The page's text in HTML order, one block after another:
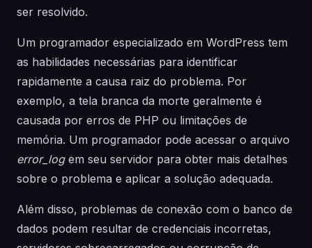
ser resolvido.
Um programador especializado em WordPress tem
as habilidades necessárias para identificar
rapidamente a causa raiz do problema. Por
exemplo, a tela branca da morte geralmente é
causada por erros de PHP ou limitações de
memória. Um programador pode acessar o arquivo
error_logem seu servidor para obter mais detalhes
sobre o problema e aplicar a solução adequada.
Além disso, problemas de conexão com o banco de
dados podem resultar de credenciais incorretas,